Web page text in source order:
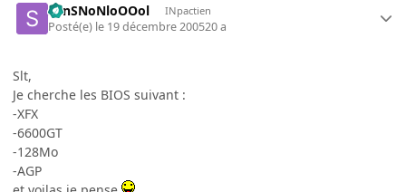
SanSNoNloOOol INpactien
Posté(e) le 19 décembre 200520 a
Slt,
Je cherche les BIOS suivant :
-XFX
-6600GT
-128Mo
-AGP